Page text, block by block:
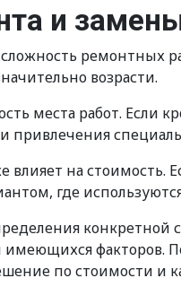
и
ремонтных
возрасти.
места работ. Если
привлечения
влияет на
где
факторов.
по стоимости и